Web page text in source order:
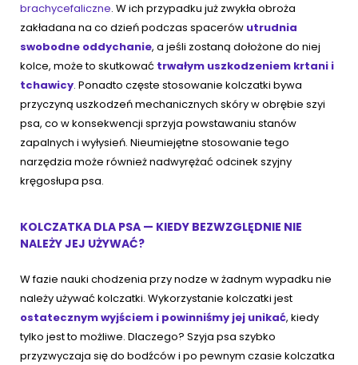
brachycefaliczne. W ich przypadku już zwykła obroża
zakładana na co dzień podczas spacerów utrudnia
swobodne oddychanie, a jeśli zostaną dołożone do niej
kolce, może to skutkować trwałym uszkodzeniem krtani i
tchawicy. Ponadto częste stosowanie kolczatki bywa
przyczyną uszkodzeń mechanicznych skóry w obrębie szyi
psa, co w konsekwencji sprzyja powstawaniu stanów
zapalnych i wyłysień. Nieumiejętne stosowanie tego
narzędzia może również nadwyrężać odcinek szyjny
kręgosłupa psa.
KOLCZATKA DLA PSA — KIEDY BEZWZGLĘDNIE NIE
NALEŻY JEJ UŻYWAĆ?
W fazie nauki chodzenia przy nodze w żadnym wypadku nie
należy używać kolczatki. Wykorzystanie kolczatki jest
ostatecznym wyjściem i powinniśmy jej unikać, kiedy
tylko jest to możliwe. Dlaczego? Szyja psa szybko
przyzwyczaja się do bodźców i po pewnym czasie kolczatka